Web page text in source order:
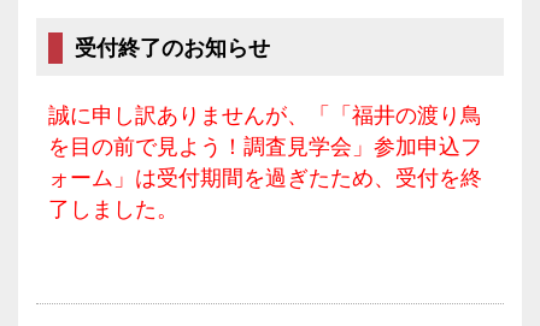
受付終了のお知らせ
誠に申し訳ありませんが、「「福井の渡り鳥
を目の前で見よう！調査見学会」参加申込フ
ォーム」は受付期間を過ぎたため、受付を終
了しました。